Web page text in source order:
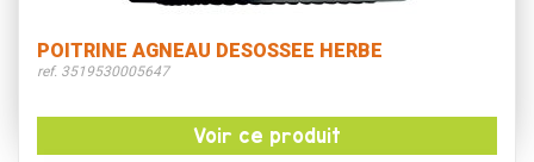
POITRINE AGNEAU DESOSSEE HERBE
ref. 3519530005647
Voir ce produit